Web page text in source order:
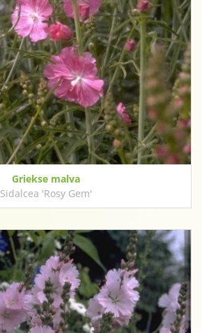
Griekse malva
Sidalcea 'Rosy Gem'